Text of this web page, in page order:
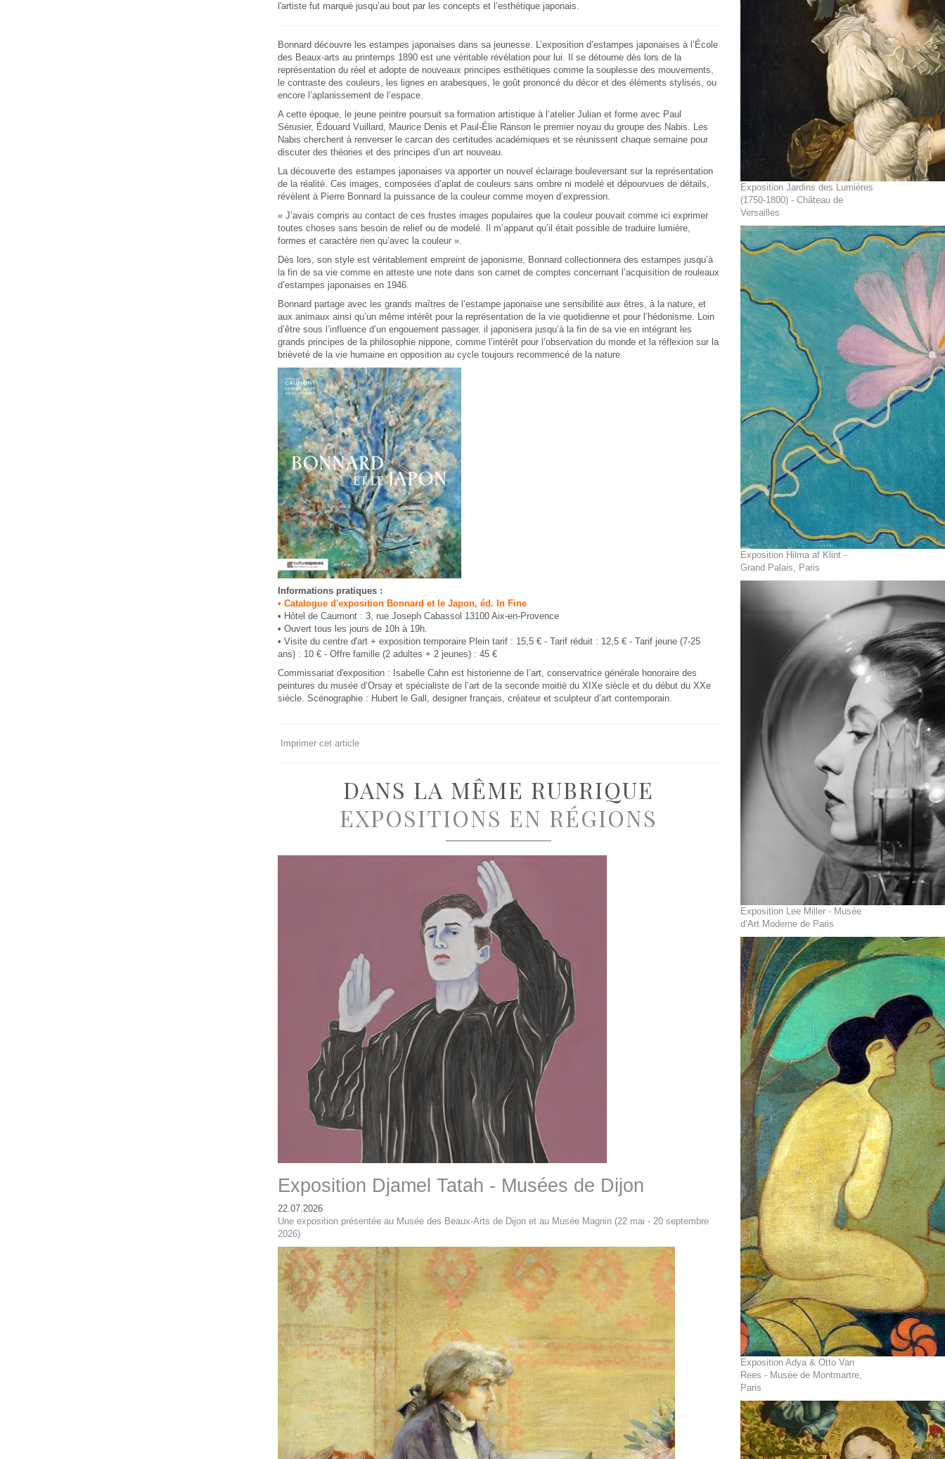
l'artiste fut marqué jusqu’au bout par les concepts et l’esthétique japonais.
Bonnard découvre les estampes japonaises dans sa jeunesse. L’exposition d’estampes japonaises à l’École
des Beaux-arts au printemps 1890 est une véritable révélation pour lui. Il se détourne dès lors de la
représentation du réel et adopte de nouveaux principes esthétiques comme la souplesse des mouvements,
le contraste des couleurs, les lignes en arabesques, le goût prononcé du décor et des éléments stylisés, ou
encore l’aplanissement de l’espace.
A cette époque, le jeune peintre poursuit sa formation artistique à l’atelier Julian et forme avec Paul
Sérusier, Édouard Vuillard, Maurice Denis et Paul-Élie Ranson le premier noyau du groupe des Nabis. Les
Nabis cherchent à renverser le carcan des certitudes académiques et se réunissent chaque semaine pour
discuter des théories et des principes d’un art nouveau.
La découverte des estampes japonaises va apporter un nouvel éclairage bouleversant sur la représentation
de la réalité. Ces images, composées d’aplat de couleurs sans ombre ni modelé et dépourvues de détails,
révèlent à Pierre Bonnard la puissance de la couleur comme moyen d’expression.
« J’avais compris au contact de ces frustes images populaires que la couleur pouvait comme ici exprimer
toutes choses sans besoin de relief ou de modelé. Il m’apparut qu’il était possible de traduire lumière,
formes et caractère rien qu’avec la couleur ».
Dès lors, son style est véritablement empreint de japonisme, Bonnard collectionnera des estampes jusqu’à
la fin de sa vie comme en atteste une note dans son carnet de comptes concernant l’acquisition de rouleaux
d’estampes japonaises en 1946.
Bonnard partage avec les grands maîtres de l’estampe japonaise une sensibilité aux êtres, à la nature, et
aux animaux ainsi qu’un même intérêt pour la représentation de la vie quotidienne et pour l’hédonisme. Loin
d’être sous l’influence d’un engouement passager, il japonisera jusqu’à la fin de sa vie en intégrant les
grands principes de la philosophie nippone, comme l’intérêt pour l’observation du monde et la réflexion sur la
brièveté de la vie humaine en opposition au cycle toujours recommencé de la nature.
Informations pratiques :
• Catalogue d'exposition Bonnard et le Japon, éd. In Fine
• Hôtel de Caumont : 3, rue Joseph Cabassol 13100 Aix-en-Provence
• Ouvert tous les jours de 10h à 19h.
• Visite du centre d'art + exposition temporaire Plein tarif : 15,5 € - Tarif réduit : 12,5 € - Tarif jeune (7-25
ans) : 10 € - Offre famille (2 adultes + 2 jeunes) : 45 €
Commissariat d'exposition : Isabelle Cahn est historienne de l’art, conservatrice générale honoraire des
peintures du musée d’Orsay et spécialiste de l’art de la seconde moitié du XIXe siècle et du début du XXe
siècle. Scénographie : Hubert le Gall, designer français, créateur et sculpteur d’art contemporain.
Imprimer cet article
DANS LA MÊME RUBRIQUE
EXPOSITIONS EN RÉGIONS
Exposition Djamel Tatah - Musées de Dijon
22.07.2026
Une exposition présentée au Musée des Beaux-Arts de Dijon et au Musée Magnin (22 mai - 20 septembre
2026)
Exposition Jardins des Lumières
(1750-1800) - Château de
Versailles
Exposition Hilma af Klint -
Grand Palais, Paris
Exposition Lee Miller - Musée
d’Art Moderne de Paris
Exposition Adya & Otto Van
Rees - Musée de Montmartre,
Paris